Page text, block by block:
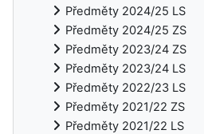
Předměty 2024/25 LS
Předměty 2024/25 ZS
Předměty 2023/24 ZS
Předměty 2023/24 LS
Předměty 2022/23 LS
Předměty 2021/22 ZS
Předměty 2021/22 LS